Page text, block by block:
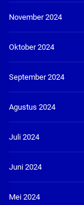
November 2024
Oktober 2024
September 2024
Agustus 2024
Juli 2024
Juni 2024
Mei 2024